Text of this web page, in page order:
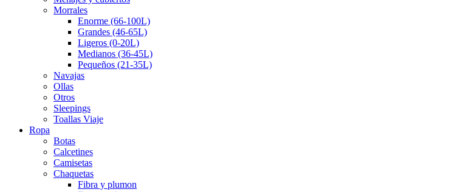
Morrales
Enorme (66-100L)
Grandes (46-65L)
Ligeros (0-20L)
Medianos (36-45L)
Pequeños (21-35L)
Navajas
Ollas
Otros
Sleepings
Toallas Viaje
Ropa
Botas
Calcetines
Camisetas
Chaquetas
Fibra y plumon